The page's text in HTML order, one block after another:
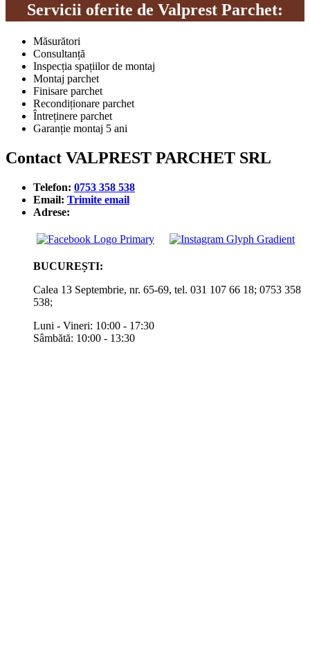
Servicii oferite de Valprest Parchet:
Măsurători
Consultanță
Inspecția spațiilor de montaj
Montaj parchet
Finisare parchet
Recondiționare parchet
Întreținere parchet
Garanție montaj 5 ani
Contact VALPREST PARCHET SRL
Telefon: 0753 358 538
Email: Trimite email
Adrese:
BUCUREȘTI:
Calea 13 Septembrie, nr. 65-69, tel. 031 107 66 18; 0753 358
538;
Luni - Vineri: 10:00 - 17:30
Sâmbătă: 10:00 - 13:30